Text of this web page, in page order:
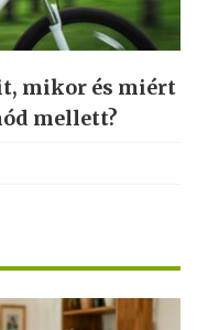
mikor és miért
mellett?